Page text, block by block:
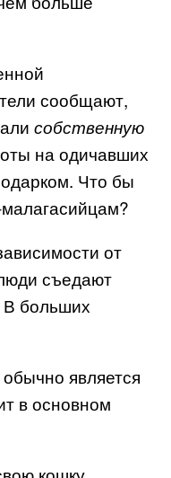
сообщают,
собственную
на одичавших
Что бы
от
съедают
В больших
является
в основном